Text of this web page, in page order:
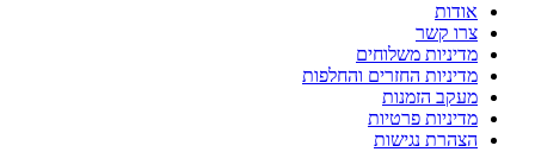
אודות
צרו קשר
מדיניות משלוחים
מדיניות החזרים והחלפות
מעקב הזמנות
מדיניות פרטיות
הצהרת נגישות